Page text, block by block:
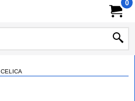
0
CELICA